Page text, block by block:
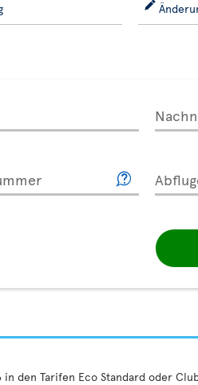
den Tarifen Eco Standard oder